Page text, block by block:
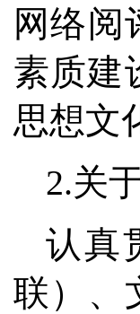
网络阅
素质建
思想文
2.关
认真
联）、